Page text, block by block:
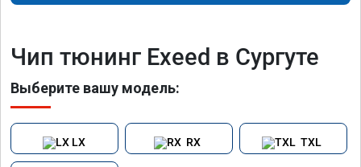
Чип тюнинг Exeed в Сургуте
Выберите вашу модель:
LX RX TXL